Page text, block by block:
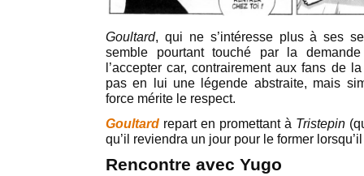
Goultard, qui ne s’intéresse plus à ses
semble pourtant touché par la
l’accepter car, contrairement aux fans de
pas en lui une légende abstraite, mais
force mérite le respect.
Goultard repart en promettant à Tristepin
qu’il reviendra un jour pour le former
Rencontre avec Yugo